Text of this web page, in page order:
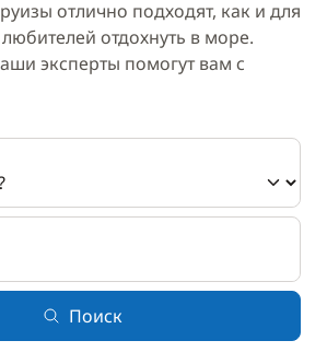
отлично подходят, как и для
отдохнуть в море.
эксперты помогут вам с
Поиск